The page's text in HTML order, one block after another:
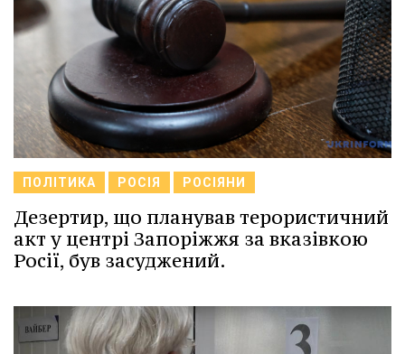
ПОЛІТИКА РОСІЯ РОСІЯНИ
Дезертир, що планував терористичний
акт у центрі Запоріжжя за вказівкою
Росії, був засуджений.